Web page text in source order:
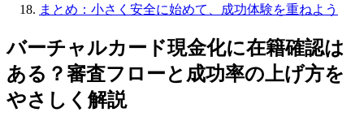
まとめ：小さく安全に始めて、成功体験を重ねよう
バーチャルカード現金化に在籍確認は
ある？審査フローと成功率の上げ方を
やさしく解説